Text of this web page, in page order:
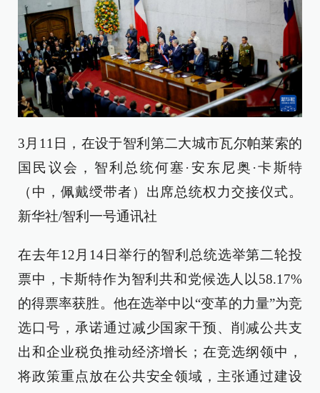
3月11日，在设于智利第二大城市瓦尔帕莱索的
国民议会，智利总统何塞·安东尼奥·卡斯特
（中，佩戴绶带者）出席总统权力交接仪式。
新华社/智利一号通讯社
在去年12月14日举行的智利总统选举第二轮投
票中，卡斯特作为智利共和党候选人以58.17%
的得票率获胜。他在选举中以“变革的力量”为竞
选口号，承诺通过减少国家干预、削减公共支
出和企业税负推动经济增长；在竞选纲领中，
将政策重点放在公共安全领域，主张通过建设